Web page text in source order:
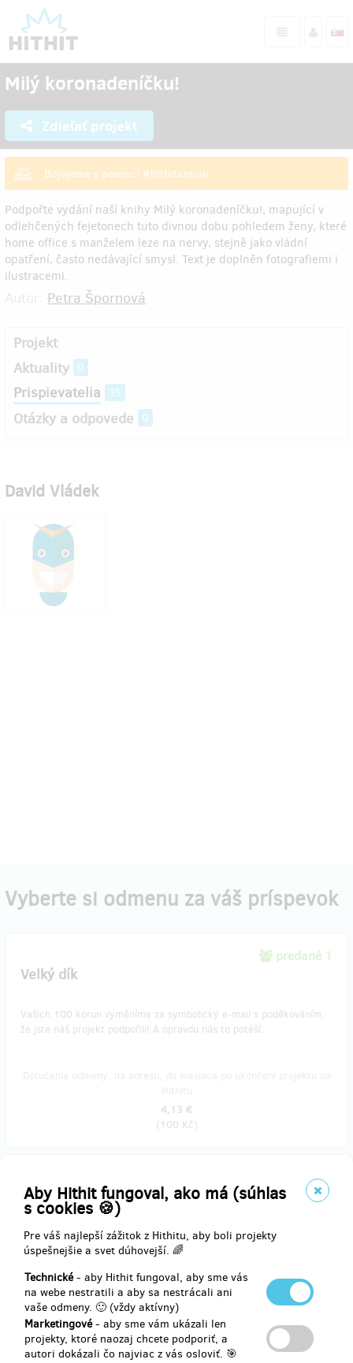
Aby Hithit fungoval, ako má (súhlas
s cookies 🍪)
Pre váš najlepší zážitok z Hithitu, aby boli projekty
úspešnejšie a svet dúhovejší. 🌈
Technické- aby Hithit fungoval, aby sme vás
na webe nestratili a aby sa nestrácali ani
vaše odmeny. 🙂 (vždy aktívny)
Marketingové- aby sme vám ukázali len
projekty, ktoré naozaj chcete podporiť, a
autori dokázali čo najviac z vás osloviť. 🎯
Milý koronadeníčku!
Zdieľať projekt
Bojujeme s pomocí #hithitantivir
Podpořte vydání naší knihy Milý koronadeníčku!, mapující v
odlehčených fejetonech tuto divnou dobu pohledem ženy, které
home office s manželem leze na nervy, stejně jako vládní
opatření, často nedávající smysl. Text je doplněn fotografiemi i
ilustracemi.
Petra Špornová
Projekt
Aktuality 0
Prispievatelia 35
Otázky a odpovede 0
David Vládek
Vyberte si odmenu za váš príspevok
predané 1
Velký dík
Vašich 100 korun vyměníme za symbolický e-mail s poděkováním,
že jste náš projekt podpořili! A opravdu nás to potěší.
4,13 €
(100 Kč)
predané 17
Pošleme Vám výtisk knihy s podpisy autorů
Za Vašich 300 korun od nás dostanete výtisk knihy "Milý
koronadeníčku!" s podpisem autorů textu, fotografií i ilustrací.
Doručenia odmeny: na adresu, do pol roka po ukončení projektu na
Hithitu
12,40 €
(300 Kč)